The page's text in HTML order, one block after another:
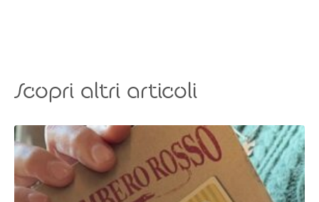
Scopri altri articoli